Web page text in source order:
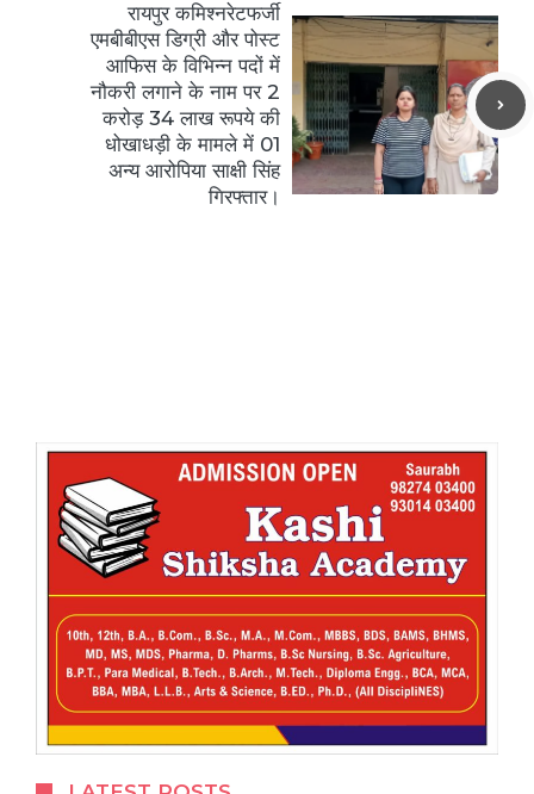
रायपुर कमिश्नरेटफर्जी
एमबीबीएस डिग्री और पोस्ट
आफिस के विभिन्न पदों में
नौकरी लगाने के नाम पर 2
करोड़ 34 लाख रूपये की
धोखाधड़ी के मामले में 01
अन्य आरोपिया साक्षी सिंह
गिरफ्तार।